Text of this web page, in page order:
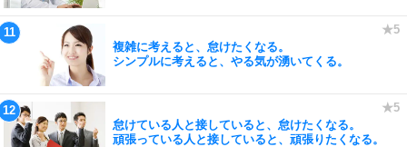
複雑に考えると、怠けたくなる。
シンプルに考えると、やる気が湧いてくる。
怠けている人と接していると、怠けたくなる。
頑張っている人と接していると、頑張りたくなる。